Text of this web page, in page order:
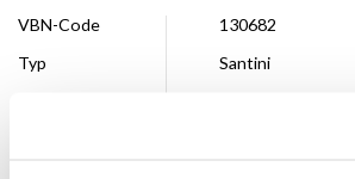
VBN-Code
130682
Typ
Santini